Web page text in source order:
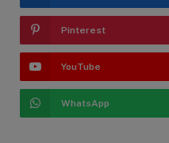
Pinterest
YouTube
WhatsApp